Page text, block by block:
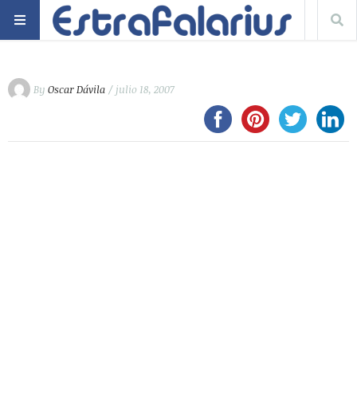
By Oscar Dávila / julio 18, 2007